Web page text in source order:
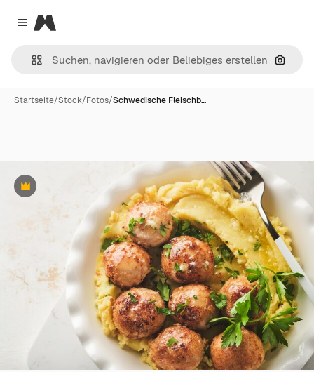
Close menu
Magnific
Nach
Startseite/Stock/Fotos/Schwedische Fleischb…
Premium